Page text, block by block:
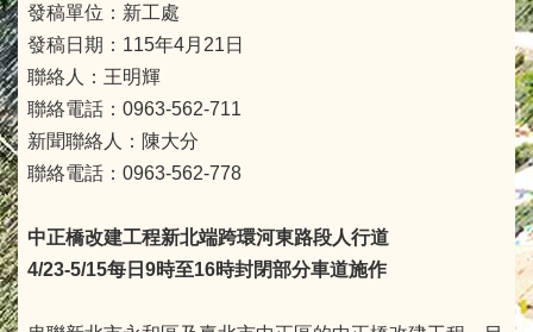
發稿單位：新工處
發稿日期：115年4月21日
聯絡人：王明輝
聯絡電話：0963-562-711
新聞聯絡人：陳大分
聯絡電話：0963-562-778
中正橋改建工程新北端跨環河東路段人行道
4/23-5/15每日9時至16時封閉部分車道施作